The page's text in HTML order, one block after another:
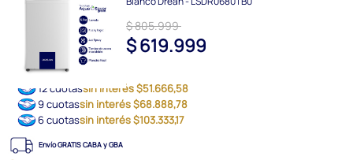
$ 805.999
$ 619.999
12 cuotassin interés $51.666,58
9 cuotassin interés $68.888,78
6 cuotassin interés $103.333,17
Envío GRATIS CABA y GBA